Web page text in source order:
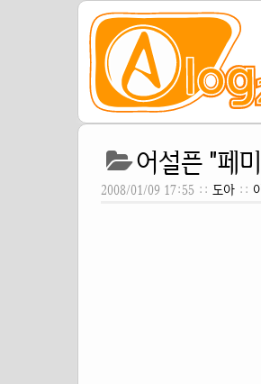
어설픈 "페
2008/01/09 17:55 :: 도아 ::